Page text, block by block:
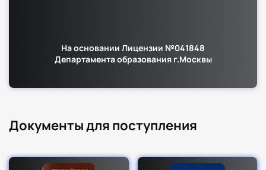
На основании Лицензии №041848
Департамента образования г.Москвы
Документы для поступления